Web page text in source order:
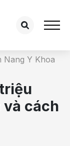
Nang Y Khoa
cách